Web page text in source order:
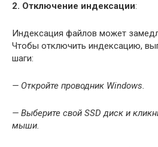
2. Отключение индексации:
Индексация файлов может
Чтобы отключить индексацию,
шаги:
— Откройте проводник Windows.
— Выберите свой SSD диск и
мыши.